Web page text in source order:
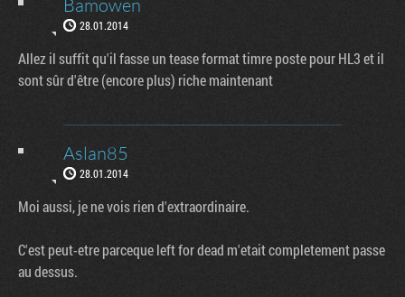
Bamowen
28.01.2014
Allez il suffit qu'il fasse un tease format timre poste pour HL3 et il
sont sûr d'être (encore plus) riche maintenant
Aslan85
28.01.2014
Moi aussi, je ne vois rien d'extraordinaire.
C'est peut-etre parceque left for dead m'etait completement passe
au dessus.